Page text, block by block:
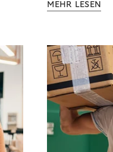
wirksam
MEHR LESEN